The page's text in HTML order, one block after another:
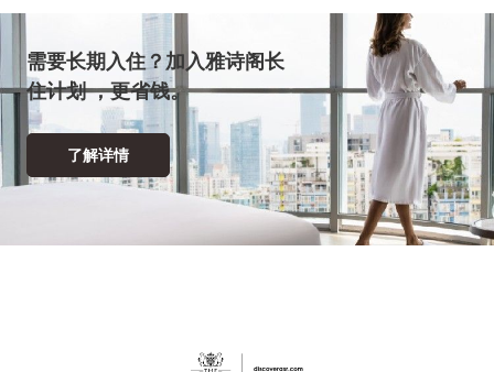
需要长期入住？加入雅诗阁长
住计划 ，更省钱。
了解详情